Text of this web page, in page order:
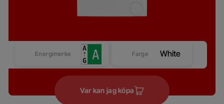
Energimerke Farge White
Var kan jag köpa